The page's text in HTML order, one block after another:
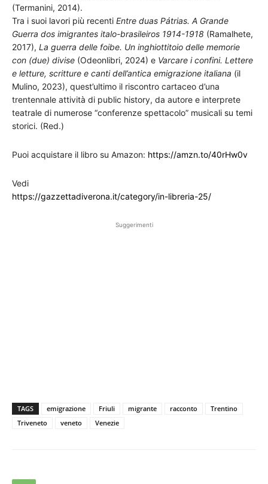
(Termanini, 2014).
Tra i suoi lavori più recenti Entre duas Pátrias. A Grande
Guerra dos imigrantes italo-brasileiros 1914-1918 (Ramalhete,
2017), La guerra delle foibe. Un inghiottitoio delle memorie
con (due) divise (Odeonlibri, 2024) e Varcare i confini. Lettere
e letture, scritture e canti dell’antica emigrazione italiana (il
Mulino, 2023), quest’ultimo il riscontro cartaceo d’una
trentennale attività di public history, da autore e interprete
teatrale di numerose “conferenze spettacolo” musicali su temi
storici. (Red.)
Puoi acquistare il libro su Amazon: https://amzn.to/40rHw0v
Vedi
https://gazzettadiverona.it/category/in-libreria-25/
Suggerimenti
TAGS emigrazione Friuli migrante racconto
Trentino
Triveneto
veneto Venezie